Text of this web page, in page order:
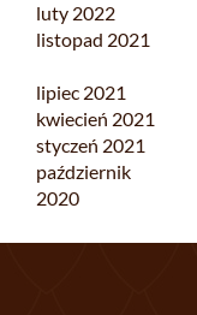
luty 2022
listopad 2021
lipiec 2021
kwiecień 2021
styczeń 2021
październik
2020